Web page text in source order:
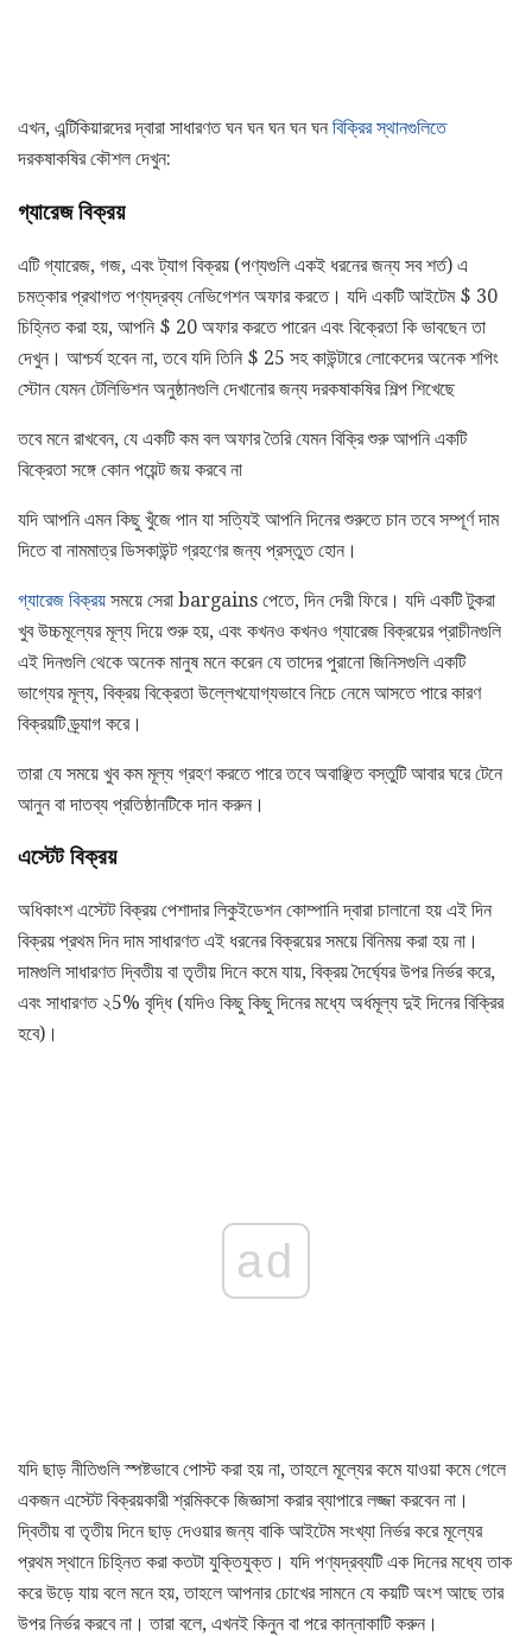
এখন, এন্টিকিয়ারদের দ্বারা সাধারণত ঘন ঘন ঘন ঘন ঘন বিক্রির স্থানগুলিতে
দরকষাকষির কৌশল দেখুন:
গ্যারেজ বিক্রয়
এটি গ্যারেজ, গজ, এবং ট্যাগ বিক্রয় (পণ্যগুলি একই ধরনের জন্য সব শর্ত) এ
চমত্কার প্রথাগত পণ্যদ্রব্য নেভিগেশন অফার করতে। যদি একটি আইটেম $ 30
চিহ্নিত করা হয়, আপনি $ 20 অফার করতে পারেন এবং বিক্রেতা কি ভাবছেন তা
দেখুন। আশ্চর্য হবেন না, তবে যদি তিনি $ 25 সহ কাউন্টারে লোকেদের অনেক শপিং
স্টোন যেমন টেলিভিশন অনুষ্ঠানগুলি দেখানোর জন্য দরকষাকষির শিল্প শিখেছে
তবে মনে রাখবেন, যে একটি কম বল অফার তৈরি যেমন বিক্রি শুরু আপনি একটি
বিক্রেতা সঙ্গে কোন পয়েন্ট জয় করবে না
যদি আপনি এমন কিছু খুঁজে পান যা সত্যিই আপনি দিনের শুরুতে চান তবে সম্পূর্ণ দাম
দিতে বা নামমাত্র ডিসকাউন্ট গ্রহণের জন্য প্রস্তুত হোন।
গ্যারেজ বিক্রয় সময়ে সেরা bargains পেতে, দিন দেরী ফিরে। যদি একটি টুকরা
খুব উচ্চমূল্যের মূল্য দিয়ে শুরু হয়, এবং কখনও কখনও গ্যারেজ বিক্রয়ের প্রাচীনগুলি
এই দিনগুলি থেকে অনেক মানুষ মনে করেন যে তাদের পুরানো জিনিসগুলি একটি
ভাগ্যের মূল্য, বিক্রয় বিক্রেতা উল্লেখযোগ্যভাবে নিচে নেমে আসতে পারে কারণ
বিক্রয়টি ড্র্যাগ করে।
তারা যে সময়ে খুব কম মূল্য গ্রহণ করতে পারে তবে অবাঞ্ছিত বস্তুটি আবার ঘরে টেনে
আনুন বা দাতব্য প্রতিষ্ঠানটিকে দান করুন।
এস্টেট বিক্রয়
অধিকাংশ এস্টেট বিক্রয় পেশাদার লিকুইডেশন কোম্পানি দ্বারা চালানো হয় এই দিন
বিক্রয় প্রথম দিন দাম সাধারণত এই ধরনের বিক্রয়ের সময়ে বিনিময় করা হয় না।
দামগুলি সাধারণত দ্বিতীয় বা তৃতীয় দিনে কমে যায়, বিক্রয় দৈর্ঘ্যের উপর নির্ভর করে,
এবং সাধারণত ২5% বৃদ্ধি (যদিও কিছু কিছু দিনের মধ্যে অর্ধমূল্য দুই দিনের বিক্রির
হবে)।
ad
যদি ছাড় নীতিগুলি স্পষ্টভাবে পোস্ট করা হয় না, তাহলে মূল্যের কমে যাওয়া কমে গেলে
একজন এস্টেট বিক্রয়কারী শ্রমিককে জিজ্ঞাসা করার ব্যাপারে লজ্জা করবেন না।
দ্বিতীয় বা তৃতীয় দিনে ছাড় দেওয়ার জন্য বাকি আইটেম সংখ্যা নির্ভর করে মূল্যের
প্রথম স্থানে চিহ্নিত করা কতটা যুক্তিযুক্ত। যদি পণ্যদ্রব্যটি এক দিনের মধ্যে তাক
করে উড়ে যায় বলে মনে হয়, তাহলে আপনার চোখের সামনে যে কয়টি অংশ আছে তার
উপর নির্ভর করবে না। তারা বলে, এখনই কিনুন বা পরে কান্নাকাটি করুন।